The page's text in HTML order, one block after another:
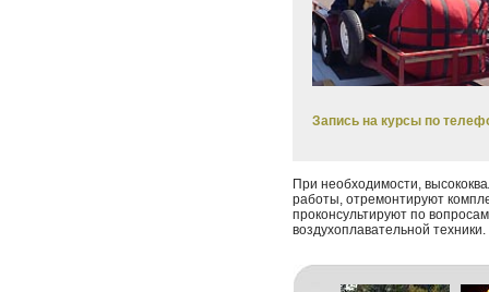
Запись на курсы по
При необходимости,
работы, отремонтируют
проконсультируют по
воздухоплавательной техники.